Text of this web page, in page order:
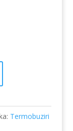
Termobuziri